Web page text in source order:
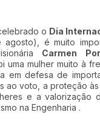
o Dia
é muito
Carmen
uma mulher muito à
em defesa de
ao voto, a proteção
e a valorização
na Engenharia .